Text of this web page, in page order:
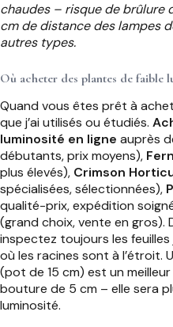
chaudes – risque de brûlure
cm de distance des lampes
autres types.
Où acheter des plantes de faible
Quand vous êtes prêt à
que j’ai utilisés ou étudiés.
luminosité en ligne auprès
débutants, prix moyens),
plus élevés), Crimson
spécialisées, sélectionnées),
qualité-prix, expédition
(grand choix, vente en gros).
inspectez toujours les
où les racines sont à l’étroit.
(pot de 15 cm) est un
bouture de 5 cm – elle sera
luminosité.